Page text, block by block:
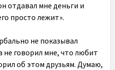
отдавал мне деньги и
просто лежит».
не показывал
не говорил мне, что любит
об этом друзьям. Думаю,